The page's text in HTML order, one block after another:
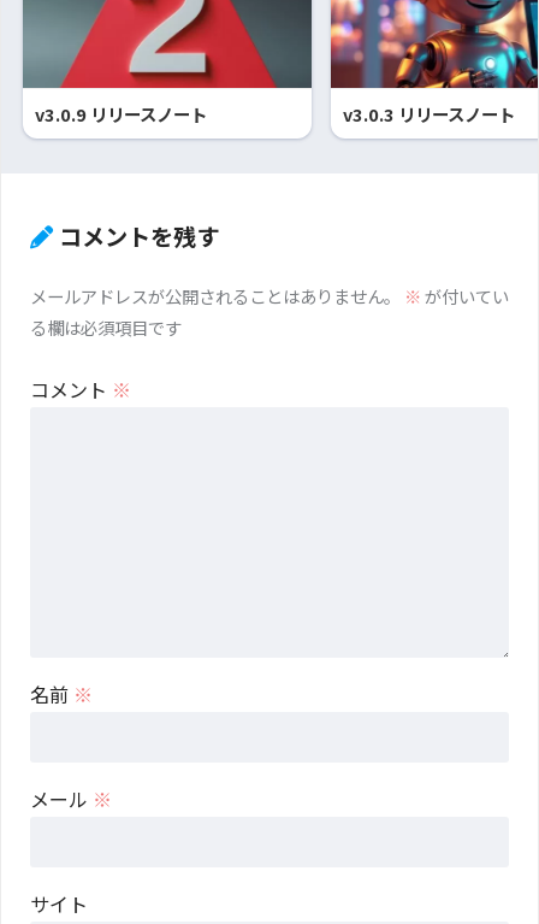
v3.0.9 リリースノート v3.0.3 リリースノート
コメントを残す
メールアドレスが公開されることはありません。 ※が付いてい
る欄は必須項目です
コメント ※
名前 ※
メール ※
サイト